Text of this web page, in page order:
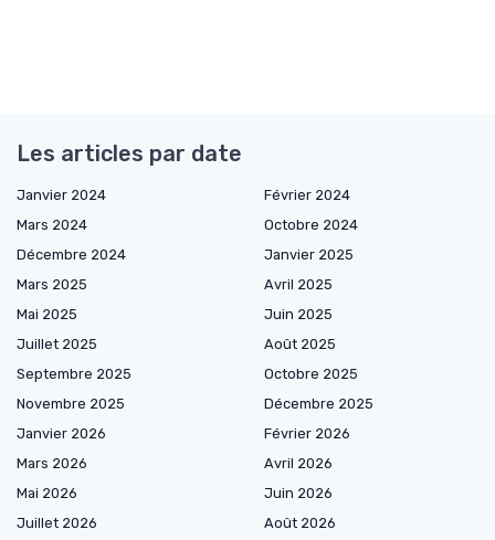
Les articles par date
Janvier 2024
Février 2024
Mars 2024
Octobre 2024
Décembre 2024
Janvier 2025
Mars 2025
Avril 2025
Mai 2025
Juin 2025
Juillet 2025
Août 2025
Septembre 2025
Octobre 2025
Novembre 2025
Décembre 2025
Janvier 2026
Février 2026
Mars 2026
Avril 2026
Mai 2026
Juin 2026
Juillet 2026
Août 2026